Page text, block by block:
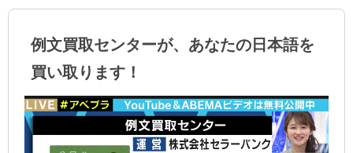
例文買取センターが、あなたの日本語を
買い取ります！